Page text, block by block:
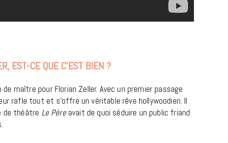
EST-CE QUE C’EST BIEN ?
de maître pour Florian Zeller. Avec un premier passage
rafle tout et s’offre un véritable rêve hollywoodien. Il
de théâtre Le Pèreavait de quoi séduire un public friand
Les Eclatantes : une soirée entre
concerts, expos, kart, aéroplume…
à la Cité des Sciences